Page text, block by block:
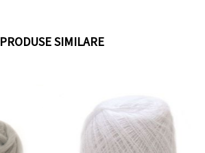
PRODUSE SIMILARE